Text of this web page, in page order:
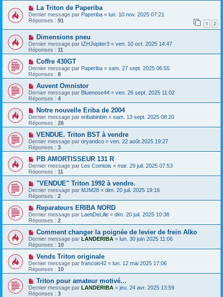
La Triton de Paperiba
Dernier message par Paperiba « lun. 10 nov. 2025 07:21
Réponses : 91 1 2
Dimensions pneu
Dernier message par IZHJupiter3 « ven. 10 oct. 2025 14:47
Réponses : 11
Coffre 430GT
Dernier message par Paperiba « sam. 27 sept. 2025 06:55
Réponses : 8
Auvent Omnistor
Dernier message par Bluenose44 « ven. 26 sept. 2025 11:02
Réponses : 4
Notre nouvelle Eriba de 2004
Dernier message par eribabinbin « sam. 13 sept. 2025 08:20
Réponses : 26
VENDUE. Triton BST à vendre
Dernier message par oryandco « ven. 22 août 2025 19:27
Réponses : 3
PB AMORTISSEUR 131 R
Dernier message par Les Comtois « mar. 29 juil. 2025 07:53
Réponses : 11
"VENDUE" Triton 1992 à vendre.
Dernier message par MJM28 « dim. 20 juil. 2025 19:16
Réponses : 2
Reparateurs ERIBA NORD
Dernier message par LaetiDeLille « dim. 20 juil. 2025 10:38
Réponses : 2
Comment changer la poignée de levier de frein Alko
Dernier message par LANDERIBA « lun. 30 juin 2025 11:06
Réponses : 10
Vends Triton originale
Dernier message par francois42 « lun. 12 mai 2025 17:06
Réponses : 10
Triton pour amateur motivé...
Dernier message par LANDERIBA « jeu. 24 avr. 2025 13:59
Réponses : 3